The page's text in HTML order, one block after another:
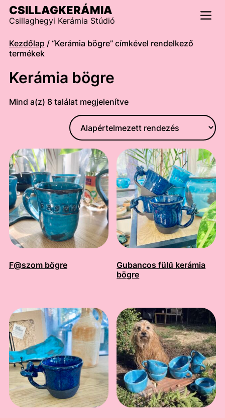
Skip
content
CSILLAGKERÁMIA
Csillaghegyi Kerámia Stúdió
Kezdőlap / “Kerámia bögre” címkével rendelkező
termékek
Kerámia bögre
Mind a(z) 8 találat megjelenítve
F@szom bögre
Gubancos fülű kerámia
bögre